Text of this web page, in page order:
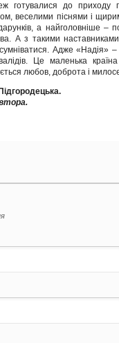
готувалися до приходу
веселими піснями і
а найголовніше –
А з такими
Адже «Надія»
Це маленька
любов, доброта і